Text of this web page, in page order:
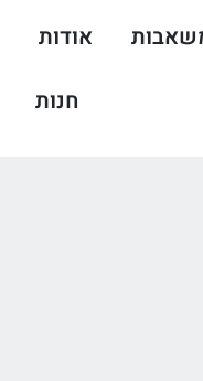
אודות
חנות